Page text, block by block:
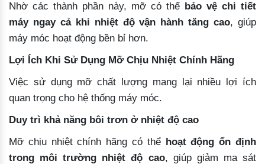
Nhờ các thành phần này, mỡ có thể bảo vệ chi tiết
máy ngay cả khi nhiệt độ vận hành tăng cao, giúp
máy móc hoạt động bền bỉ hơn.
Lợi Ích Khi Sử Dụng Mỡ Chịu Nhiệt Chính Hãng
Việc sử dụng mỡ chất lượng mang lại nhiều lợi ích
quan trọng cho hệ thống máy móc.
Duy trì khả năng bôi trơn ở nhiệt độ cao
Mỡ chịu nhiệt chính hãng có thể hoạt động ổn định
trong môi trường nhiệt độ cao, giúp giảm ma sát